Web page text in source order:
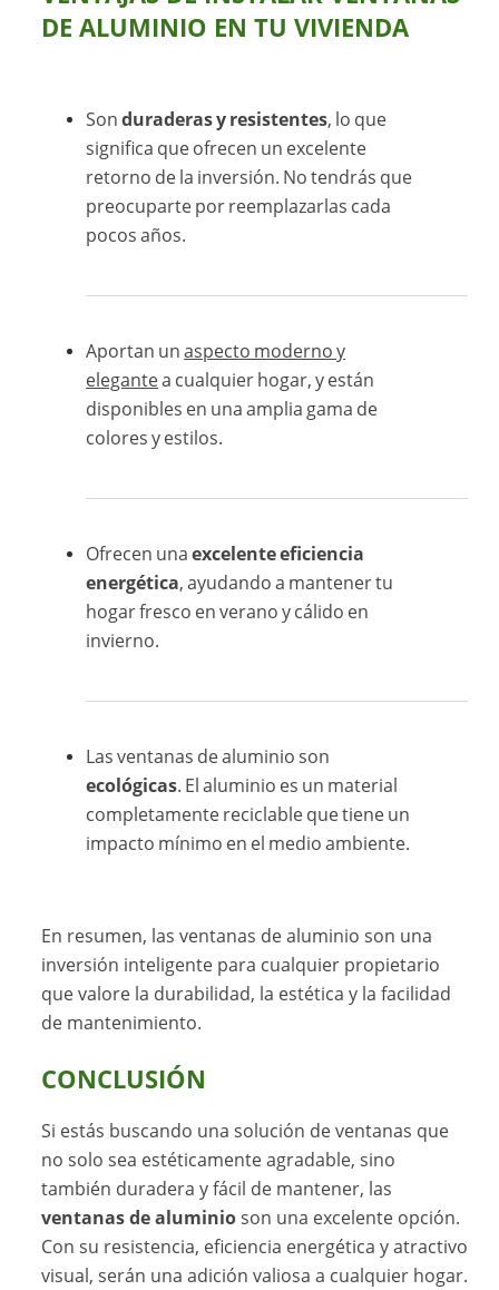
DE ALUMINIO EN TU VIVIENDA
Sonduraderas y resistentes, lo que
significa que ofrecen un excelente
retorno de la inversión. No tendrás que
preocuparte por reemplazarlas cada
pocos años.
Aportan unaspecto moderno y
elegantea cualquier hogar, y están
disponibles en una amplia gama de
colores y estilos.
Ofrecen unaexcelente eficiencia
energética, ayudando a mantener tu
hogar fresco en verano y cálido en
invierno.
Las ventanas de aluminio son
ecológicas. El aluminio es un material
completamente reciclable que tiene un
impacto mínimo en el medio ambiente.
En resumen, las ventanas de aluminio son una
inversión inteligente para cualquier propietario
que valore la durabilidad, la estética y la facilidad
de mantenimiento.
CONCLUSIÓN
Si estás buscando una solución de ventanas que
no solo sea estéticamente agradable, sino
también duradera y fácil de mantener, las
ventanas de aluminioson una excelente opción.
Con su resistencia, eficiencia energética y atractivo
visual, serán una adición valiosa a cualquier hogar.